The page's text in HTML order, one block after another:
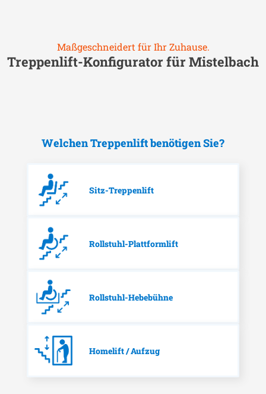
Maßgeschneidert für Ihr Zuhause.
Treppenlift-Konfigurator fürMistelbach
Welchen Treppenlift benötigen Sie?
Sitz-Treppenlift
Rollstuhl-Plattformlift
Rollstuhl-Hebebühne
Homelift / Aufzug